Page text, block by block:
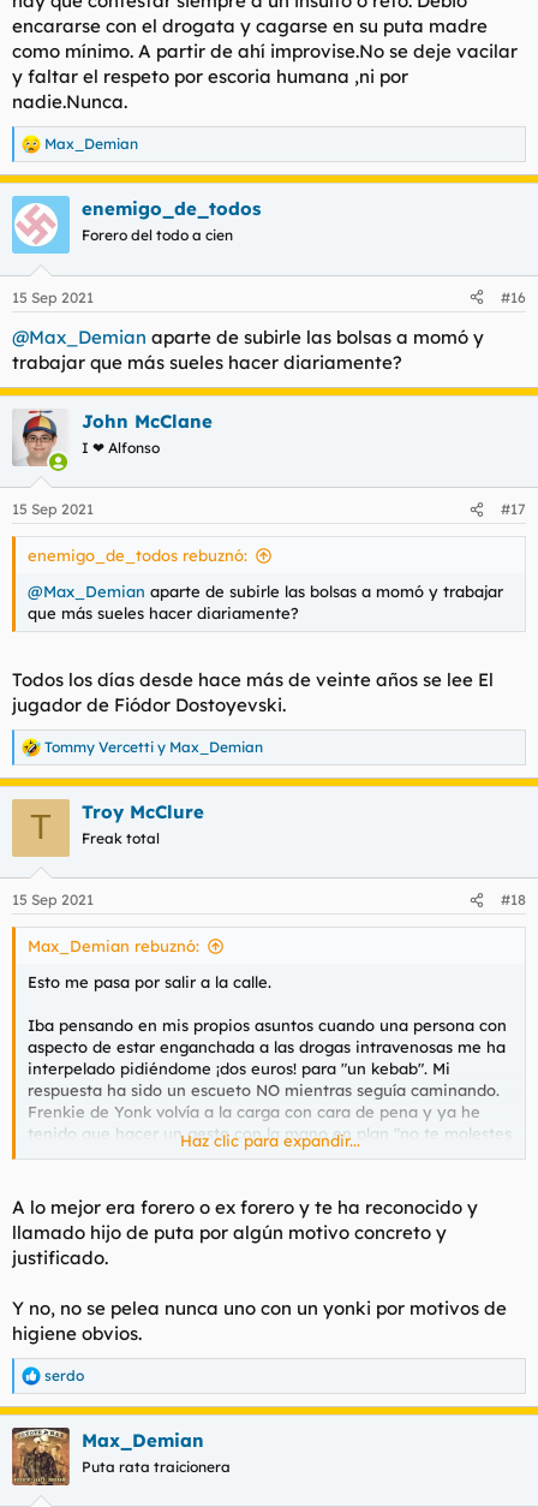
Me gustaría saber si vosotros os hubierais lanzado al barro con
el yonki, si os hubierais fajado con esa persona excluida y
posiblemente en situación de calle. Yo, aunque soy consciente
de que lo correcto hubiera sido batirse en el campo del honor,
la verdad es que no me veo peleándome con una rata como
esa. Ni con nadie, vamos, ya he contado muchas veces que en
toda mi vida adulta no me he peleado nunca.
Discuss.
encararse con el drogata y cagarse en su puta madre
como mínimo. A partir de ahí improvise.No se deje vacilar
y faltar el respeto por escoria humana ,ni por
nadie.Nunca.
R
e
a
c
c
i
e
:
Max_Demian
enemigo_de_todos
Forero del todo a cien
15 Sep 2021 #16
@Max_Demian aparte de subirle las bolsas a momó y
trabajar que más sueles hacer diariamente?
John McClane
I ❤ Alfonso
15 Sep 2021 #17
enemigo_de_todos rebuznó:
@Max_Demian aparte de subirle las bolsas a momó y trabajar
que más sueles hacer diariamente?
Todos los días desde hace más de veinte años se lee El
jugador de Fiódor Dostoyevski.
R
e
a
e
s
Tommy Vercetti y Max_Demian
T Troy McClure
Freak total
15 Sep 2021 #18
Max_Demian rebuznó:
Esto me pasa por salir a la calle.
Iba pensando en mis propios asuntos cuando una persona con
aspecto de estar enganchada a las drogas intravenosas me ha
interpelado pidiéndome ¡dos euros! para "un kebab". Mi
respuesta ha sido un escueto NO mientras seguía caminando.
Frenkie de Yonk volvía a la carga con cara de pena y ya he
tenido que hacer un gesto con la mano en plan "no te molestes
que no te voy a dar nada". Cuando me alejaba me ha dicho
como el que oye llover, pero después me ha entrado mal
cuerpo y me he sentido verdaderamente mal por no haber
reaccionado de manera ultraviolenta e implacable. No tengo
ese instinto, soy un candy-ass.
Me gustaría saber si vosotros os hubierais lanzado al barro con
el yonki, si os hubierais fajado con esa persona excluida y
posiblemente en situación de calle. Yo, aunque soy consciente
de que lo correcto hubiera sido batirse en el campo del honor,
la verdad es que no me veo peleándome con una rata como
esa. Ni con nadie, vamos, ya he contado muchas veces que en
toda mi vida adulta no me he peleado nunca.
Discuss.
Haz clic para expandir...
A lo mejor era forero o ex forero y te ha reconocido y
llamado hijo de puta por algún motivo concreto y
justificado.
Y no, no se pelea nunca uno con un yonki por motivos de
higiene obvios.
R
e
a
c
c
i
serdo
Max_Demian
Puta rata traicionera